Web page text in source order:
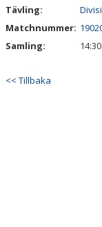
Tävling:
Matchnummer:
Samling:
14:30
<< Tillbaka